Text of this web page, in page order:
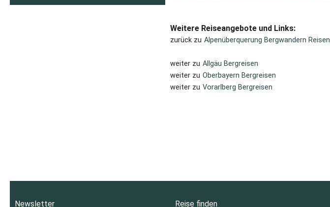
Weitere Reiseangebote und Links:
zurück zu Alpenüberquerung Bergwandern Reisen
weiter zu Allgäu Bergreisen
weiter zu Oberbayern Bergreisen
weiter zu Vorarlberg Bergreisen
Newsletter Reise finden